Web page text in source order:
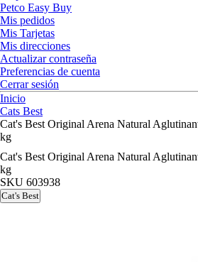
Petco Easy Buy
Mis pedidos
Mis Tarjetas
Mis direcciones
Actualizar contraseña
Preferencias de cuenta
Cerrar sesión
Inicio
Cats Best
Cat's Best Original Arena Natural
kg
Cat's Best Original Arena Natural
kg
SKU 603938
Cat's Best